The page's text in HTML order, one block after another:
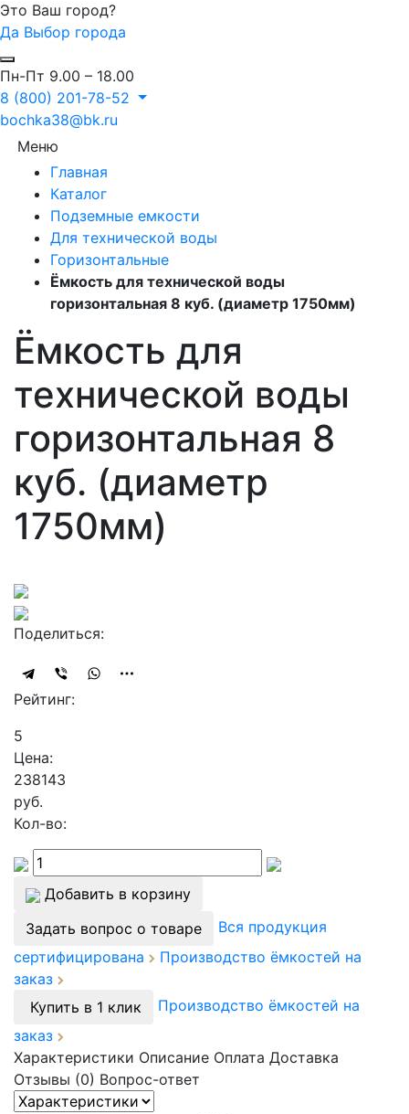
Это Ваш город?
Да Выбор города
Пн-Пт 9.00 – 18.00
8 (800) 201-78-52
bochka38@bk.ru
Меню
Главная
Каталог
Подземные емкости
Для технической воды
Горизонтальные
Ёмкость для технической воды
горизонтальная 8 куб. (диаметр 1750мм)
Ёмкость для
технической воды
горизонтальная 8
куб. (диаметр
1750мм)
Поделиться:
Рейтинг:
5
Цена:
238143
руб.
Кол-во:
Добавить в корзину
Задать вопрос о товаре
Вся продукция
сертифицирована
Производство ёмкостей на
заказ
Купить в 1 клик
Производство ёмкостей на
заказ
Характеристики Описание Оплата Доставка
Отзывы (0) Вопрос-ответ